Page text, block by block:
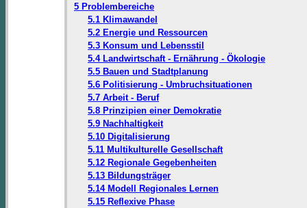
5 Problembereiche
5.1 Klimawandel
5.2 Energie und Ressourcen
5.3 Konsum und Lebensstil
5.4 Landwirtschaft - Ernährung - Ökologie
5.5 Bauen und Stadtplanung
5.6 Politisierung - Umbruchsituationen
5.7 Arbeit - Beruf
5.8 Prinzipien einer Demokratie
5.9 Nachhaltigkeit
5.10 Digitalisierung
5.11 Multikulturelle Gesellschaft
5.12 Regionale Gegebenheiten
5.13 Bildungsträger
5.14 Modell Regionales Lernen
5.15 Reflexive Phase